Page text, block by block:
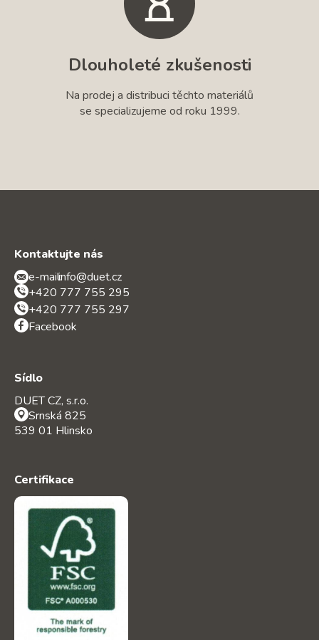
Dlouholeté zkušenosti
Na prodej a distribuci těchto materiálů
se specializujeme od roku 1999.
Kontaktujte nás
e-mail:info@duet.cz
+420 777 755 295
+420 777 755 297
Facebook
Sídlo
DUET CZ, s.r.o.
Srnská 825
539 01 Hlinsko
Certifikace